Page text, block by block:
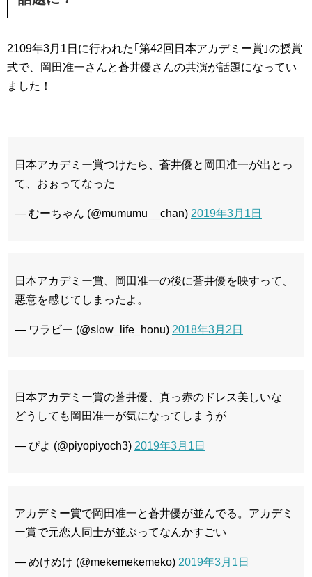
2109年3月1日に行われた｢第42回日本アカデミー賞｣の授賞
式で、岡田准一さんと蒼井優さんの共演が話題になってい
ました！
日本アカデミー賞つけたら、蒼井優と岡田准一が出とっ
て、おぉってなった
— むーちゃん (@mumumu__chan) 2019年3月1日
日本アカデミー賞、岡田准一の後に蒼井優を映すって、
悪意を感じてしまったよ。
— ワラビー (@slow_life_honu) 2018年3月2日
日本アカデミー賞の蒼井優、真っ赤のドレス美しいな
どうしても岡田准一が気になってしまうが
— ぴよ (@piyopiyoch3) 2019年3月1日
アカデミー賞で岡田准一と蒼井優が並んでる。アカデミ
ー賞で元恋人同士が並ぶってなんかすごい
— めけめけ (@mekemekemeko) 2019年3月1日